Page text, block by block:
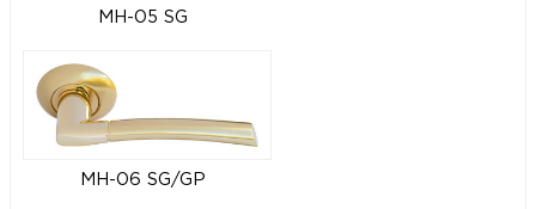
MH-05 SG
MH-06 SG/GP